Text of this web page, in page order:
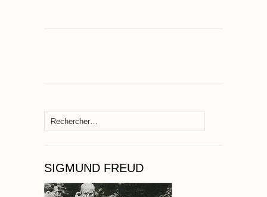
Rechercher :
SIGMUND FREUD